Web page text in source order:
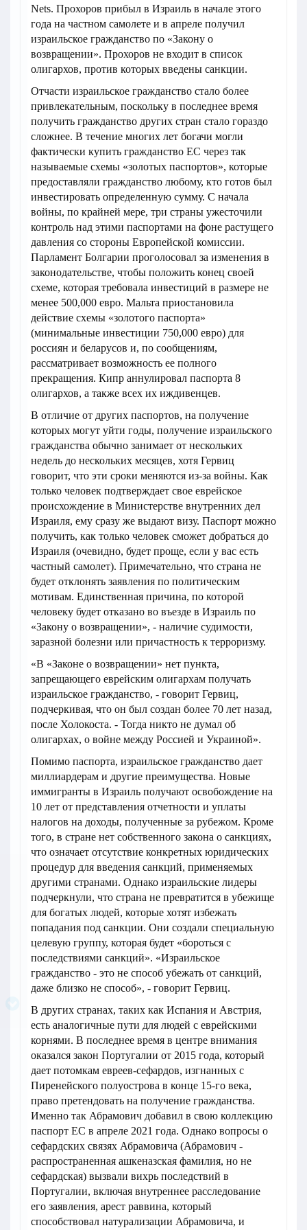
Nets. Прохоров прибыл в Израиль в начале этого
года на частном самолете и в апреле получил
израильское гражданство по «Закону о
возвращении». Прохоров не входит в список
олигархов, против которых введены санкции.
Отчасти израильское гражданство стало более
привлекательным, поскольку в последнее время
получить гражданство других стран стало гораздо
сложнее. В течение многих лет богачи могли
фактически купить гражданство ЕС через так
называемые схемы «золотых паспортов», которые
предоставляли гражданство любому, кто готов был
инвестировать определенную сумму. С начала
войны, по крайней мере, три страны ужесточили
контроль над этими паспортами на фоне растущего
давления со стороны Европейской комиссии.
Парламент Болгарии проголосовал за изменения в
законодательстве, чтобы положить конец своей
схеме, которая требовала инвестиций в размере не
менее 500,000 евро. Мальта приостановила
действие схемы «золотого паспорта»
(минимальные инвестиции 750,000 евро) для
россиян и беларусов и, по сообщениям,
рассматривает возможность ее полного
прекращения. Кипр аннулировал паспорта 8
олигархов, а также всех их иждивенцев.
В отличие от других паспортов, на получение
которых могут уйти годы, получение израильского
гражданства обычно занимает от нескольких
недель до нескольких месяцев, хотя Гервиц
говорит, что эти сроки меняются из-за войны. Как
только человек подтверждает свое еврейское
происхождение в Министерстве внутренних дел
Израиля, ему сразу же выдают визу. Паспорт можно
получить, как только человек сможет добраться до
Израиля (очевидно, будет проще, если у вас есть
частный самолет). Примечательно, что страна не
будет отклонять заявления по политическим
мотивам. Единственная причина, по которой
человеку будет отказано во въезде в Израиль по
«Закону о возвращении», - наличие судимости,
заразной болезни или причастность к терроризму.
«В «Законе о возвращении» нет пункта,
запрещающего еврейским олигархам получать
израильское гражданство, - говорит Гервиц,
подчеркивая, что он был создан более 70 лет назад,
после Холокоста. - Тогда никто не думал об
олигархах, о войне между Россией и Украиной».
Помимо паспорта, израильское гражданство дает
миллиардерам и другие преимущества. Новые
иммигранты в Израиль получают освобождение на
10 лет от представления отчетности и уплаты
налогов на доходы, полученные за рубежом. Кроме
того, в стране нет собственного закона о санкциях,
что означает отсутствие конкретных юридических
процедур для введения санкций, применяемых
другими странами. Однако израильские лидеры
подчеркнули, что страна не превратится в убежище
для богатых людей, которые хотят избежать
попадания под санкции. Они создали специальную
целевую группу, которая будет «бороться с
последствиями санкций». «Израильское
гражданство - это не способ убежать от санкций,
даже близко не способ», - говорит Гервиц.
В других странах, таких как Испания и Австрия,
есть аналогичные пути для людей с еврейскими
корнями. В последнее время в центре внимания
оказался закон Португалии от 2015 года, который
дает потомкам евреев-сефардов, изгнанных с
Пиренейского полуострова в конце 15-го века,
право претендовать на получение гражданства.
Именно так Абрамович добавил в свою коллекцию
паспорт ЕС в апреле 2021 года. Однако вопросы о
сефардских связях Абрамовича (Абрамович -
распространенная ашкеназская фамилия, но не
сефардская) вызвали вихрь последствий в
Португалии, включая внутреннее расследование
его заявления, арест раввина, который
способствовал натурализации Абрамовича, и